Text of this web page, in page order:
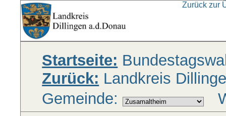
Zurück zur
Startseite:
Zurück: Landkreis
Gemeinde: